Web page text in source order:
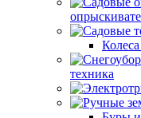
техника